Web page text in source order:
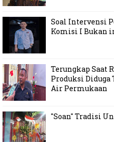
Soal Intervensi
Komisi I Bukan
Terungkap Saat
Produksi Diduga
Air Permukaan
"Soan" Tradisi